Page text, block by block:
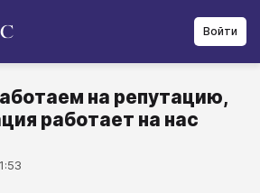
Войти
на репутацию,
работает на нас